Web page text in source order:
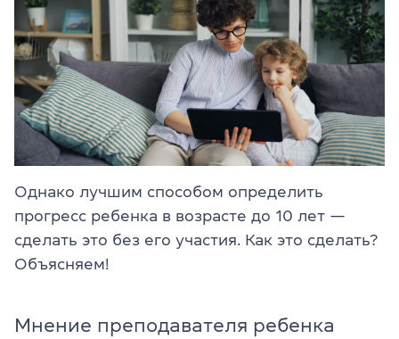
Однако лучшим способом определить
прогресс ребенка в возрасте до 10 лет —
сделать это без его участия. Как это сделать?
Объясняем!
Мнение преподавателя ребенка